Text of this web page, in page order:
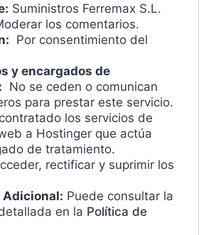
Suministros Ferremax S.L.
los comentarios.
Por consentimiento del
y encargados de
No se ceden o comunican
para prestar este servicio.
los servicios de
a Hostinger que actúa
de tratamiento.
rectificar y suprimir los
Puede consultar la
en la Política de